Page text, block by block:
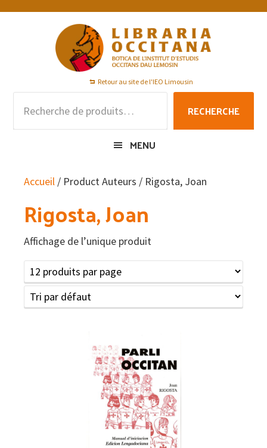
Passer
Passer
Passer
Retour au site de l'IEO Limousin
pour :
RECHERCHE
MENU
Accueil / Product Auteurs / Rigosta, Joan
Rigosta, Joan
Affichage de l’unique produit